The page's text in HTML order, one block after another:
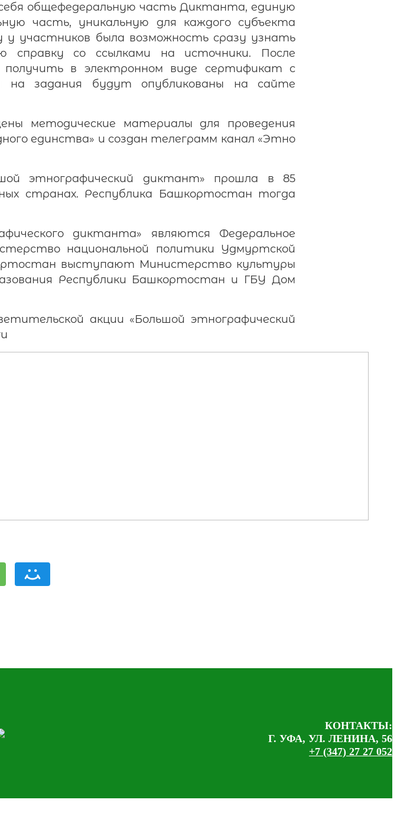
общефедеральную часть Диктанта, единую
часть, уникальную для каждого субъекта
у участников была возможность сразу узнать
справку со ссылками на источники. После
в электронном виде сертификат с
на задания будут опубликованы на сайте
методические материалы для проведения
единства» и создан телеграмм канал «Этно
этнографический диктант» прошла в 85
странах. Республика Башкортостан тогда
диктанта» являются Федеральное
национальной политики Удмуртской
выступают Министерство культуры
Республики Башкортостан и ГБУ Дом
акции «Большой этнографический
КОНТАКТЫ:
Г. УФА, УЛ. ЛЕНИНА, 56
+7 (347) 27 27 052